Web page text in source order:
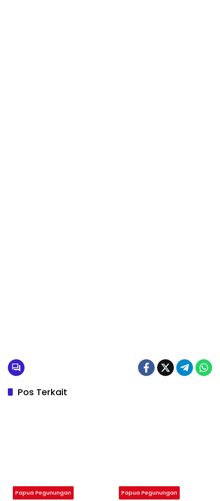
Pos Terkait
Papua Pegunungan Papua Pegunungan